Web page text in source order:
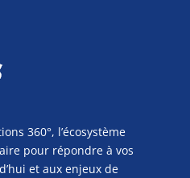
360°, l’écosystème
pour répondre à vos
et aux enjeux de